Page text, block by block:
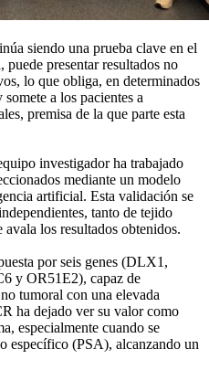
siendo una prueba clave en el
puede presentar resultados no
lo que obliga, en determinados
a los pacientes a
premisa de la que parte esta
investigador ha trabajado
mediante un modelo
artificial. Esta validación se
tanto de tejido
los resultados obtenidos.
por seis genes (DLX1,
y OR51E2), capaz de
tumoral con una elevada
ha dejado ver su valor como
especialmente cuando se
específico (PSA), alcanzando un